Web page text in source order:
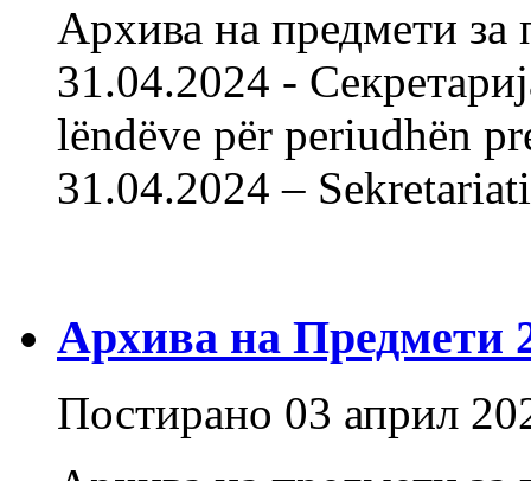
Архива на предмети
31.04.2024 -
lëndëve për periudhën
31.04.2024 –
Архива на Предмети
Постирано 03 април